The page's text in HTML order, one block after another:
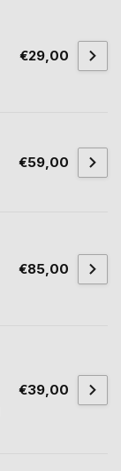
€29,00
€59,00
€85,00
€39,00